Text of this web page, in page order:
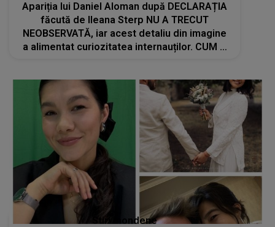
Apariția lui Daniel Aloman după DECLARAȚIA
făcută de Ileana Sterp NU A TRECUT
NEOBSERVATĂ, iar acest detaliu din imagine
a alimentat curiozitatea internauților. CUM A
Stiri mondene